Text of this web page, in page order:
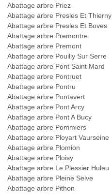
Abattage arbre Priez
Abattage arbre Presles Et Thierny
Abattage arbre Presles Et Boves
Abattage arbre Premontre
Abattage arbre Premont
Abattage arbre Pouilly Sur Serre
Abattage arbre Pont Saint Mard
Abattage arbre Pontruet
Abattage arbre Pontru
Abattage arbre Pontavert
Abattage arbre Pont Arcy
Abattage arbre Pont A Bucy
Abattage arbre Pommiers
Abattage arbre Ployart Vaurseine
Abattage arbre Plomion
Abattage arbre Ploisy
Abattage arbre Le Plessier Huleu
Abattage arbre Pleine Selve
Abattage arbre Pithon